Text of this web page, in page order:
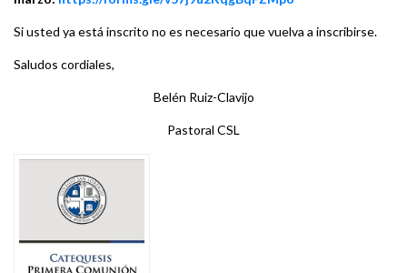
Si usted ya está inscrito no es necesario que vuelva a inscribirse.
Saludos cordiales,
Belén Ruiz-Clavijo
Pastoral CSL